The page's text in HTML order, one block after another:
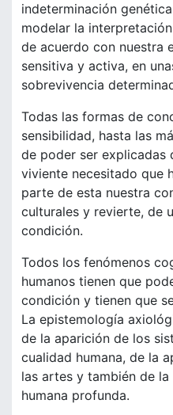
indeterminación
modelar la
de acuerdo con nuestra
sensitiva y activa, en
sobrevivencia
Todas las formas de
sensibilidad, hasta las
de poder ser explicadas
viviente necesitado que
parte de esta nuestra
culturales y revierte, de
condición.
Todos los fenómenos
humanos tienen que
condición y tienen que
La epistemología
de la aparición de los
cualidad humana, de la
las artes y también de
humana profunda.